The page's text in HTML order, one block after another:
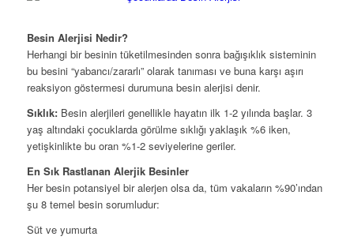
Besin Alerjisi Nedir?
Herhangi bir besinin tüketilmesinden sonra bağışıklık sisteminin
bu besini “yabancı/zararlı” olarak tanıması ve buna karşı aşırı
reaksiyon göstermesi durumuna besin alerjisi denir.
Sıklık:Besin alerjileri genellikle hayatın ilk 1-2 yılında başlar. 3
yaş altındaki çocuklarda görülme sıklığı yaklaşık %6 iken,
yetişkinlikte bu oran %1-2 seviyelerine geriler.
En Sık Rastlanan Alerjik Besinler
Her besin potansiyel bir alerjen olsa da, tüm vakaların %90’ından
şu 8 temel besin sorumludur:
Süt ve yumurta